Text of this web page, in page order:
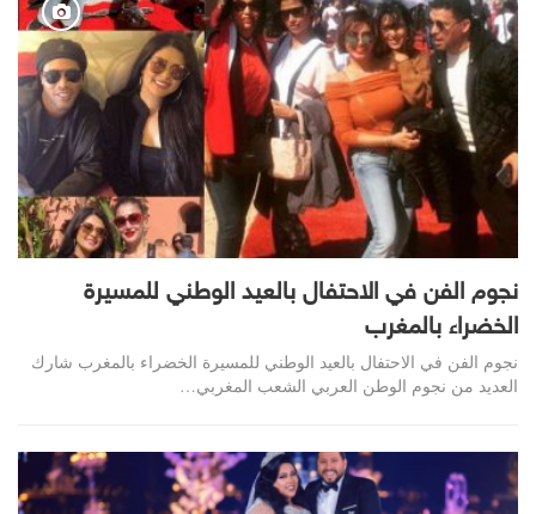
نجوم الفن في الاحتفال بالعيد الوطني للمسيرة
الخضراء بالمغرب
نجوم الفن في الاحتفال بالعيد الوطني للمسيرة الخضراء بالمغرب شارك
العديد من نجوم الوطن العربي الشعب المغربي…